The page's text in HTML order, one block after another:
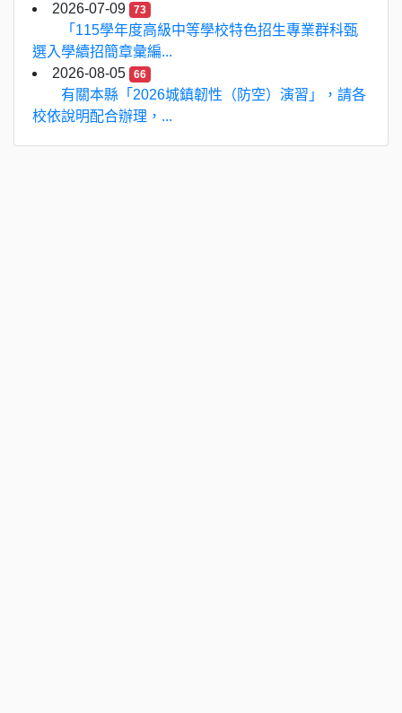
2026-07-09
73
「115學年度高級中等學校特色招生專業群科甄
選入學續招簡章彙編...
2026-08-05
66
有關本縣「2026城鎮韌性（防空）演習」，請各
校依說明配合辦理，...